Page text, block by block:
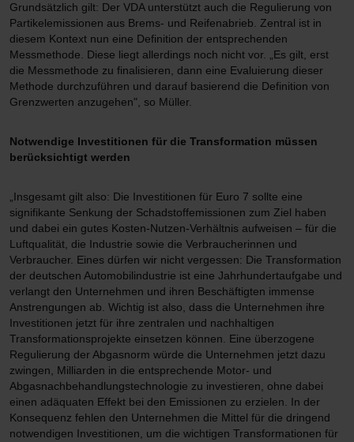
Grundsätzlich gilt: Der VDA unterstützt auch die Regulierung von
Partikelemissionen aus Brems- und Reifenabrieb. Zentral ist in
diesem Kontext nun eine Definition der entsprechenden
Messmethode. Diese liegt allerdings noch nicht vor. „Es gilt, erst
die Messmethode zu finalisieren, dann eine Evaluierung dieser
Methode durchzuführen und darauf basierend die Definition von
Grenzwerten anzugehen", so Müller.
Notwendige Investitionen für die Transformation müssen
berücksichtigt werden
„Insgesamt gilt also: Die Investitionen für Euro 7 sollte eine
signifikante Senkung der Schadstoffemissionen zum Ziel haben
und dabei ein gutes Kosten-Nutzen-Verhältnis aufweisen – für die
Luftqualität, die Industrie sowie die Verbraucherinnen und
Verbraucher. Eines dürfen wir nicht vergessen: Die Transformation
der deutschen Automobilindustrie ist eine Jahrhundertaufgabe und
verlangt den Unternehmen und ihren Beschäftigten immense
Anstrengungen ab. Wichtig ist also, dass die Unternehmen ihre
Investitionen jetzt für ihre zentralen und nachhaltigen
Transformationsprojekte einsetzen können. Eine überzogene
Regulierung der Abgasnorm würde die Unternehmen jetzt dazu
zwingen, Milliarden in die entsprechende Motor- und
Abgasnachbehandlungstechnologie zu investieren, ohne dabei
einen adäquaten Effekt bei den Emissionen zu erzielen. In der
Konsequenz fehlen den Unternehmen die Mittel für die dringend
notwendigen Investitionen, um die wichtigen Transformationen für